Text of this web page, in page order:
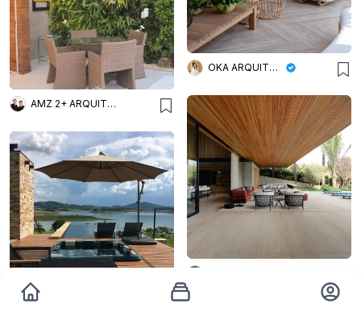
OKA ARQUITETURA
AMZ 2+ ARQUITETURA